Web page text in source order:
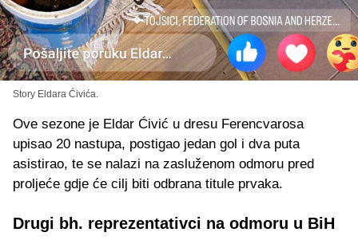
Story Eldara Ćivića.
Ove sezone je Eldar Ćivić u dresu Ferencvarosa
upisao 20 nastupa, postigao jedan gol i dva puta
asistirao, te se nalazi na zasluženom odmoru pred
proljeće gdje će cilj biti odbrana titule prvaka.
Drugi bh. reprezentativci na odmoru u BiH